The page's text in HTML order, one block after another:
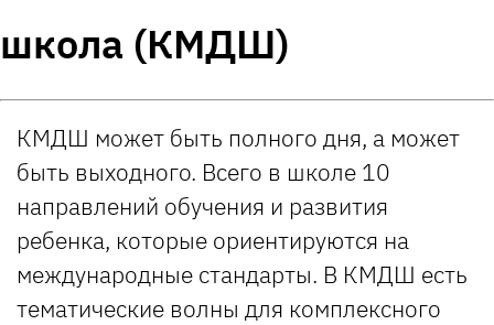
школа (КМДШ)
КМДШ может быть полного дня, а может
быть выходного. Всего в школе 10
направлений обучения и развития
ребенка, которые ориентируются на
международные стандарты. В КМДШ есть
тематические волны для комплексного